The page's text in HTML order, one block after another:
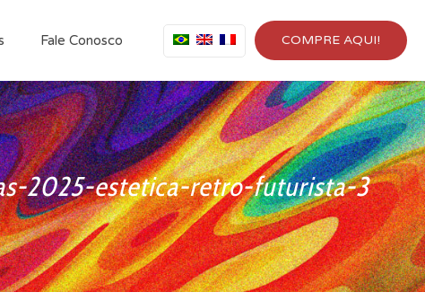
Fale Conosco COMPRE AQUI!
2025-estetica-retro-futurista-3